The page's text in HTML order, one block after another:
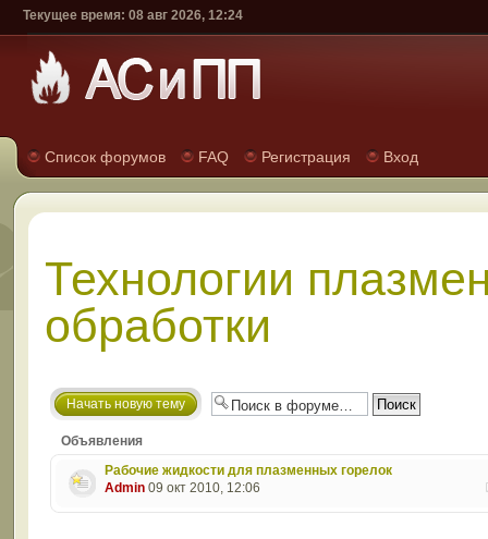
Текущее время: 08 авг 2026, 12:24
Список форумов FAQ Регистрация Вход
Технологии
обработки
Начать новую тему
Объявления
Рабочие жидкости для плазменных горелок
Admin09 окт 2010, 12:06